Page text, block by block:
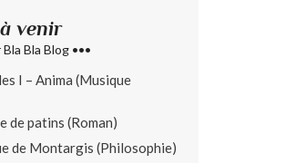
venir
Bla Blog •••
I – Anima (Musique
de patins (Roman)
de Montargis (Philosophie)